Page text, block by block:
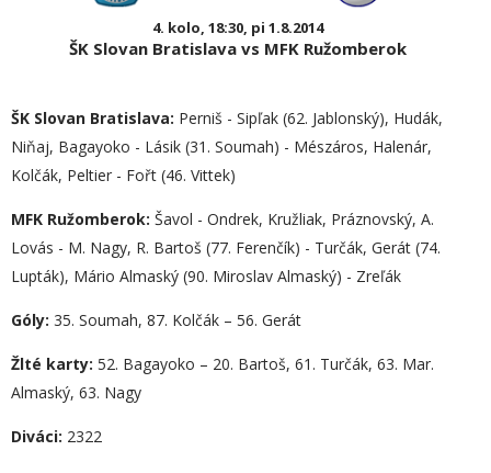
4. kolo, 18:30, pi 1.8.2014
ŠK Slovan Bratislava vs MFK Ružomberok
ŠK Slovan Bratislava: Perniš - Sipľak (62. Jablonský), Hudák,
Niňaj, Bagayoko - Lásik (31. Soumah) - Mészáros, Halenár,
Kolčák, Peltier - Fořt (46. Vittek)
MFK Ružomberok: Šavol - Ondrek, Kružliak, Práznovský, A.
Lovás - M. Nagy, R. Bartoš (77. Ferenčík) - Turčák, Gerát (74.
Lupták), Mário Almaský (90. Miroslav Almaský) - Zreľák
Góly: 35. Soumah, 87. Kolčák – 56. Gerát
Žlté karty: 52. Bagayoko – 20. Bartoš, 61. Turčák, 63. Mar.
Almaský, 63. Nagy
Diváci: 2322